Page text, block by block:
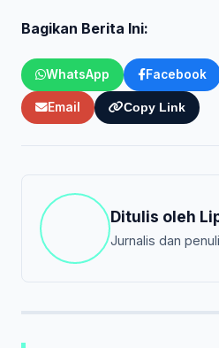
Bagikan Berita Ini:
WhatsApp Facebook
Email Copy Link
Ditulis oleh
Jurnalis dan